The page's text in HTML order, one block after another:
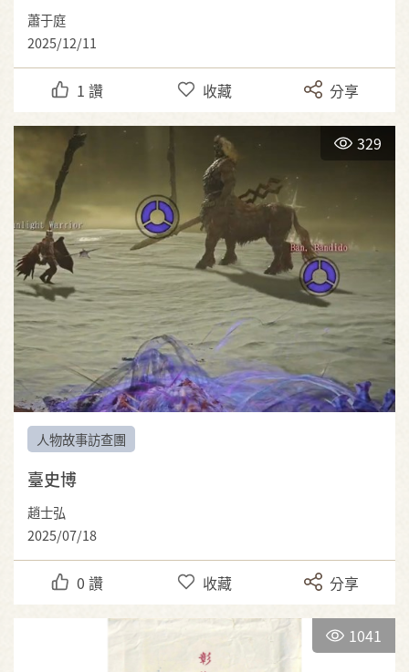
蕭于庭
2025/12/11
1 讚 收藏 分享
329
人物故事訪查團
臺史博
趙士弘
2025/07/18
0 讚 收藏 分享
1041